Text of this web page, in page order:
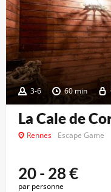
3-6 60 min
La Cale de
Rennes Escape Game
20 - 28€
par personne